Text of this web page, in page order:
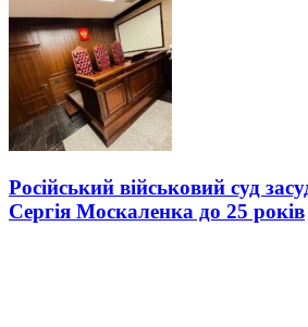
Російський військовий суд
Сергія Москаленка до 25 років